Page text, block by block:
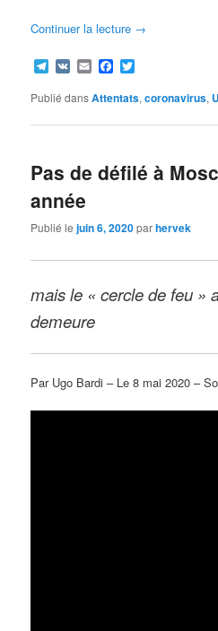
Continuer la lecture →
Telegram
VK EmailFacebook
Publié dansAttentats,coronavirus,
Pas de défilé à
année
Publié lejuin 6, 2020parhervek
mais le « cercle de feu »
demeure
Par Ugo Bardi – Le 8 mai 2020 –